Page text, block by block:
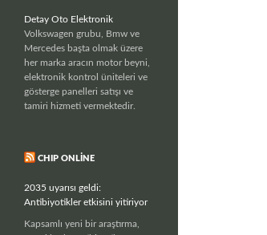
Detay Oto Elektronik
Volkswagen grubu, Bmw ve
Mercedes başta olmak üzere
her marka aracın motor beyni,
elektronik kontrol üniteleri ve
gösterge panelleri satışı ve
tamiri hizmeti vermektedir.
CHIP ONLINE
2035 uyarısı geldi:
Antibiyotikler etkisini yitiriyor
Kapsamlı yeni bir araştırma,